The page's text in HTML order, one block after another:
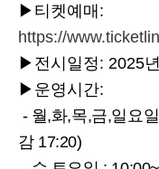
▶티켓예매:
https://
▶전시일정: 2025
▶운영시간:
- 월,화,목,금,일요
감 17:20)